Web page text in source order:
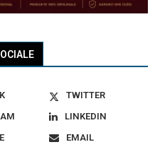
TWITTER
LINKEDIN
EMAIL